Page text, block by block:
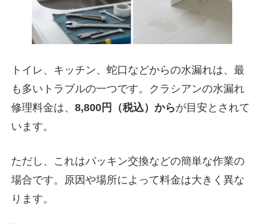
トイレ、キッチン、蛇口などからの水漏れは、最
も多いトラブルの一つです。クラシアンの水漏れ
修理料金は、8,800円（税込）からが目安とされて
います。
ただし、これはパッキン交換などの簡単な作業の
場合です。原因や場所によって料金は大きく異な
ります。